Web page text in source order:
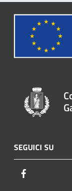
SEGUICI SU